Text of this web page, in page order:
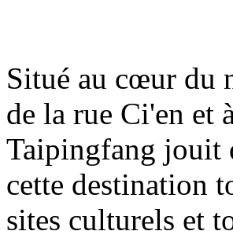
Situé au cœur du
de la rue Ci'en et
Taipingfang jouit
cette destination
sites culturels et